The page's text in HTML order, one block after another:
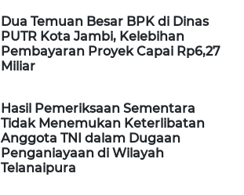
Dua Temuan Besar BPK di Dinas
PUTR Kota Jambi, Kelebihan
Pembayaran Proyek Capai Rp6,27
Miliar
Hasil Pemeriksaan Sementara
Tidak Menemukan Keterlibatan
Anggota TNI dalam Dugaan
Penganiayaan di Wilayah
Telanaipura